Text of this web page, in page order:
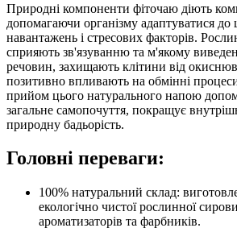
Природні компоненти фіточаю діють
допомагаючи організму адаптуватися
навантажень і стресових факторів.
сприяють зв'язуванню та м'якому
речовин, захищають клітини від
позитивно впливають на обмінні
прийом цього натурального напою
загальне самопочуття, покращує
природну бадьорість.
Головні переваги:
100% натуральний склад:
екологічно чистої рослинної
ароматизаторів та фарбників.